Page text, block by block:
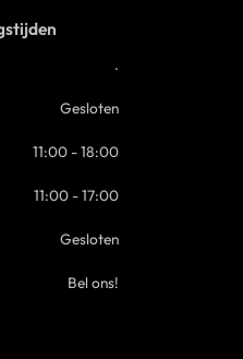
.
Gesloten
11:00 - 18:00
11:00 - 17:00
Gesloten
Bel ons!